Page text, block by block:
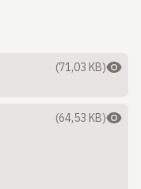
(71,03 KB)
(64,53 KB)